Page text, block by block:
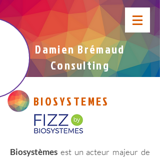
Damien Brémaud
Consulting
BIOSYSTEMES
Biosystèmes est un acteur majeur de